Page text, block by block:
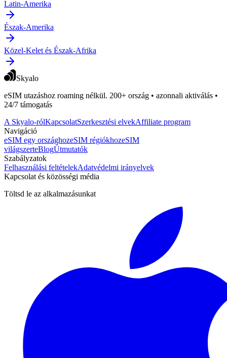
Latin-Amerika
Észak-Amerika
Közel-Kelet és Észak-Afrika
Skyalo
eSIM utazáshoz roaming nélkül. 200+ ország • azonnali aktiválás •
24/7 támogatás
A Skyalo-rólKapcsolatSzerkesztési elvekAffiliate program
Navigáció
eSIM egy országhozeSIM régiókhozeSIM
világszerteBlogÚtmutatók
Szabályzatok
Felhasználási feltételekAdatvédelmi irányelvek
Kapcsolat és közösségi média
Töltsd le az alkalmazásunkat